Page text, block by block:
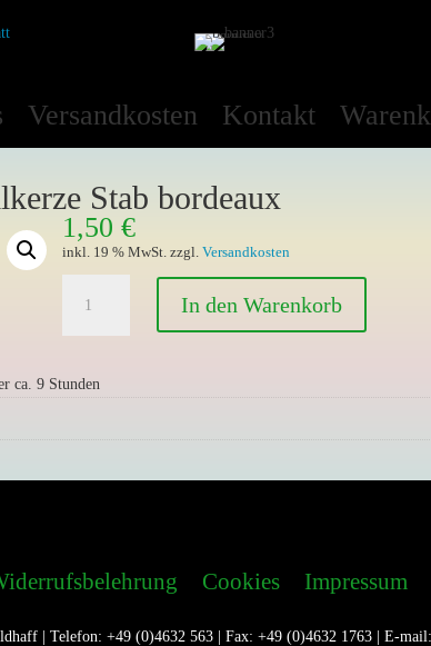
Versandkosten Kontakt
Stab bordeaux
1,50€
inkl. 19 % MwSt. zzgl.Versandkosten
Stab
bordeaux
In den Warenkorb
ca. 9 Stunden
Cookies Impressum
| Telefon: +49 (0)4632 563 | Fax: +49 (0)4632 1763 | E-